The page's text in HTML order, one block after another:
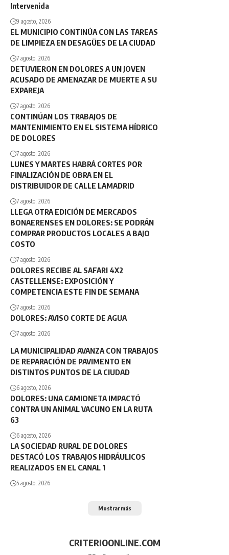
Intervenida
9 agosto, 2026
EL MUNICIPIO CONTINÚA CON LAS TAREAS
DE LIMPIEZA EN DESAGÜES DE LA CIUDAD
7 agosto, 2026
DETUVIERON EN DOLORES A UN JOVEN
ACUSADO DE AMENAZAR DE MUERTE A SU
EXPAREJA
7 agosto, 2026
CONTINÚAN LOS TRABAJOS DE
MANTENIMIENTO EN EL SISTEMA HÍDRICO
DE DOLORES
7 agosto, 2026
LUNES Y MARTES HABRÁ CORTES POR
FINALIZACIÓN DE OBRA EN EL
DISTRIBUIDOR DE CALLE LAMADRID
7 agosto, 2026
LLEGA OTRA EDICIÓN DE MERCADOS
BONAERENSES EN DOLORES: SE PODRÁN
COMPRAR PRODUCTOS LOCALES A BAJO
COSTO
7 agosto, 2026
DOLORES RECIBE AL SAFARI 4X2
CASTELLENSE: EXPOSICIÓN Y
COMPETENCIA ESTE FIN DE SEMANA
7 agosto, 2026
DOLORES: AVISO CORTE DE AGUA
7 agosto, 2026
LA MUNICIPALIDAD AVANZA CON TRABAJOS
DE REPARACIÓN DE PAVIMENTO EN
DISTINTOS PUNTOS DE LA CIUDAD
6 agosto, 2026
DOLORES: UNA CAMIONETA IMPACTÓ
CONTRA UN ANIMAL VACUNO EN LA RUTA
63
6 agosto, 2026
LA SOCIEDAD RURAL DE DOLORES
DESTACÓ LOS TRABAJOS HIDRÁULICOS
REALIZADOS EN EL CANAL 1
5 agosto, 2026
Mostrar más
CRITERIOONLINE.COM